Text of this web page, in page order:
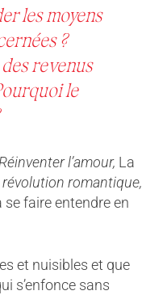
les moyens
?
revenus
le
Réinventer l’amour, La
romantique,
se faire entendre en
et nuisibles et que
s’enfonce sans